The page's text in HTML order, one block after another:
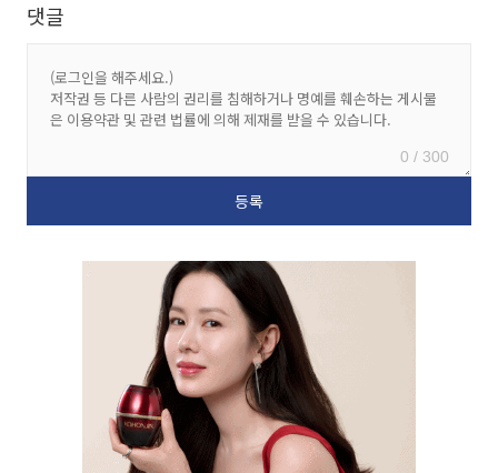
댓글
0 / 300